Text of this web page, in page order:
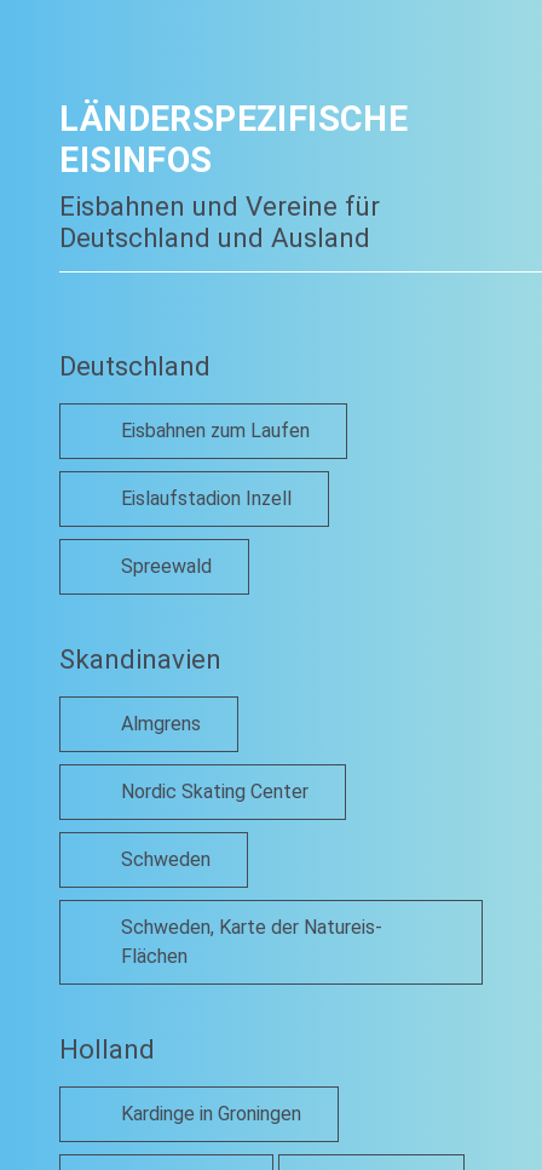
LÄNDERSPEZIFISCHE
EISINFOS
Eisbahnen und Vereine für
Deutschland und Ausland
Deutschland
Eisbahnen zum Laufen
Eislaufstadion Inzell
Spreewald
Skandinavien
Almgrens
Nordic Skating Center
Schweden
Schweden, Karte der Natureis-
Flächen
Holland
Kardinge in Groningen